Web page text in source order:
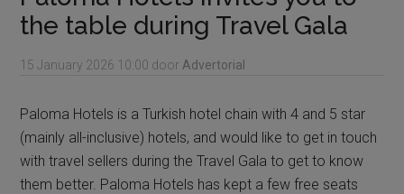
the table during Travel Gala
15 January 2026 10:00 door Advertorial
Paloma Hotels is a Turkish hotel chain with 4 and 5 star
(mainly all-inclusive) hotels, and would like to get in touch
with travel sellers during the Travel Gala to get to know
them better. Paloma Hotels has kept a few free seats